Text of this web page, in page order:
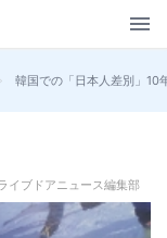
> 韓国での「日本人差別」
イブドアニュース編集部